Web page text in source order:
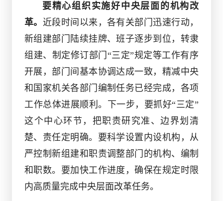
要精心组织实施好中央层面的机构改
革。 近段时间以来，各有关部门迅速行动，
新组建部门陆续挂牌、班子逐步到位，转隶
组建、制定修订部门 “三定”规定等工作有序
开展，部门间基本协调达成一致，精减中央
和国家机关各部门编制任务已经完成，各项
工作总体进展顺利。下一步，要抓好“三定”
这个中心环节，把职责研究准、边界划清
楚、责任定明确。要科学设置内设机构，从
严控制新组建和职责调整部门的机构、编制
和职数。要加快工作进度，确保在规定时限
内高质量完成中央层面改革任务。